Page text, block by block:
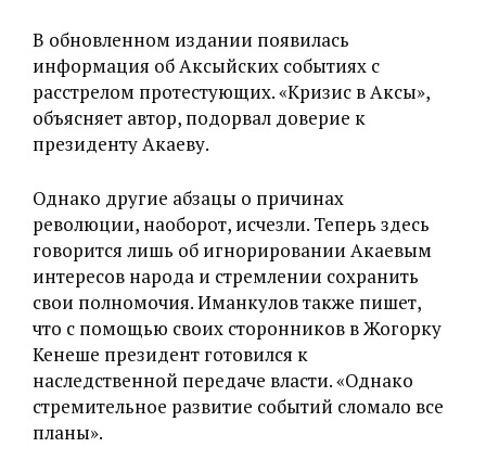
В обновленном издании появилась
информация об Аксыйских событиях с
расстрелом протестующих. «‎Кризис в Аксы»,
объясняет автор, подорвал доверие к
президенту Акаеву.
Однако другие абзацы о причинах
революции, наоборот, исчезли. Теперь здесь
говорится лишь об игнорировании Акаевым
интересов народа и стремлении сохранить
свои полномочия. Иманкулов также пишет,
что с помощью своих сторонников в Жогорку
Кенеше президент готовился к
наследственной передаче власти. «Однако
стремительное развитие событий сломало все
планы».